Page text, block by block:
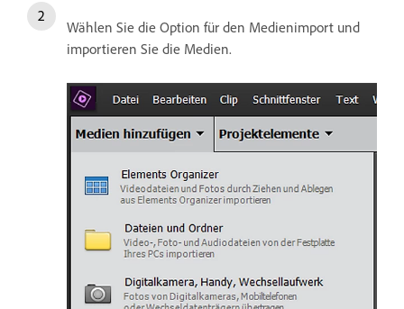
Wählen Sie die Option für den Medienimport und
importieren Sie die Medien.